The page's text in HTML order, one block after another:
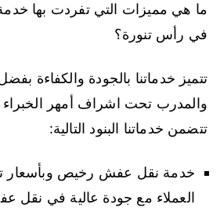
ما هي مميزات التي تفردت بها
في رأس تنورة؟
تتميز خدماتنا بالجودة والكفاءة
والمدرب تحت اشراف أمهر الخبراء
تتضمن خدماتنا البنود التالية:
خدمة نقل عفش رخيص وبأسعار
العملاء مع جودة عالية في نقل